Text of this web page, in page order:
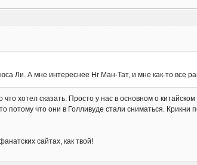
Ли. А мне интереснее Нг Ман-Тат, и мне как-то все
хотел сказать. Просто у нас в основном о
что они в Голливуде стали сниматься. Крикни
сайтах, как твой!